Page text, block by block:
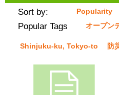
Sort by:
Popularity
Popular Tags オープン
Shinjuku-ku, Tokyo-to 防